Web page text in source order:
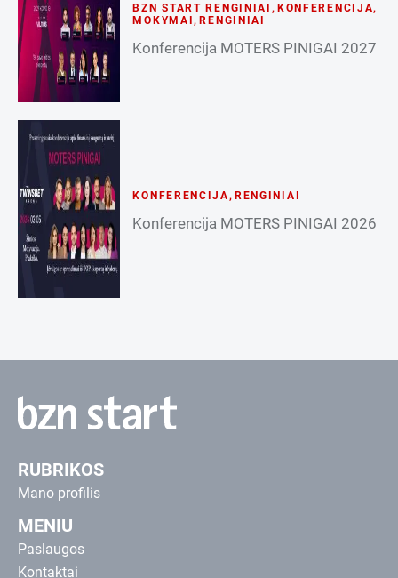
BZN START RENGINIAI , KONFERENCIJA,
MOKYMAI ,RENGINIAI
Konferencija MOTERS PINIGAI 2027
KONFERENCIJA, RENGINIAI
Konferencija MOTERS PINIGAI 2026
RUBRIKOS
Mano profilis
MENIU
Paslaugos
Kontaktai